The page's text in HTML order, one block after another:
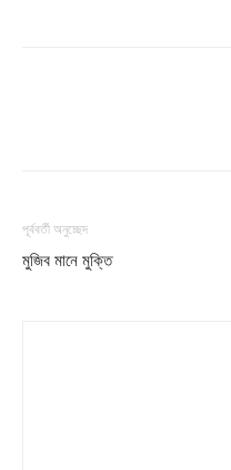
পূর্ববর্তী অনুচ্ছেদ
মুজিব মানে মুক্তি